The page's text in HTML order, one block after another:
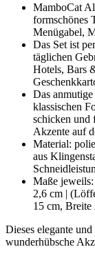
MamboCat
formschönes
Menügabel,
Das Set ist
täglichen
Hotels, Bars
Das
klassischen
schicken und
Akzente auf
Material:
aus
Maße
2,6 cm |
15 cm,
Dieses elegante
wunderhübsche